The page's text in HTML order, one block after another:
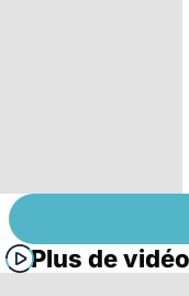
Plus de